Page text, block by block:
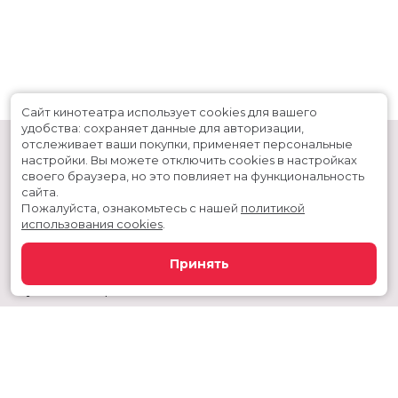
Скоро в кино
Служба поддержки
Сайт кинотеатра использует cookies для вашего
удобства: сохраняет данные для авторизации,
отслеживает ваши покупки, применяет персональные
настройки. Вы можете отключить cookies в настройках
своего браузера, но это повлияет на функциональность
сайта.
Пожалуйста, ознакомьтесь с нашей политикой
использования cookies
Принять